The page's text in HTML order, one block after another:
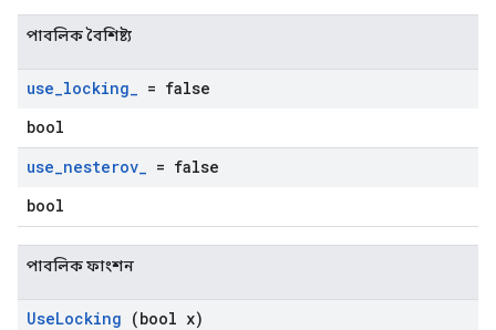
পাবলিক বৈশিষ্ট্য
use_locking_ = false
bool
use_nesterov_ = false
bool
পাবলিক ফাংশন
UseLocking (bool x)